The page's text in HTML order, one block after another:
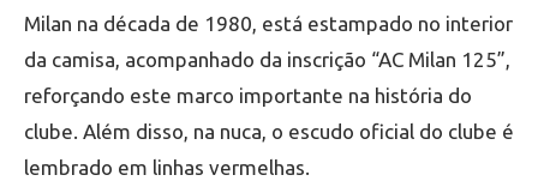
Milan na década de 1980, está estampado no interior
da camisa, acompanhado da inscrição “AC Milan 125”,
reforçando este marco importante na história do
clube. Além disso, na nuca, o escudo oficial do clube é
lembrado em linhas vermelhas.